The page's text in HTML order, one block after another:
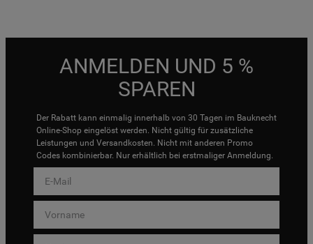
ANMELDEN UND 5 %
SPAREN
Der Rabatt kann einmalig innerhalb von 30 Tagen im Bauknecht
Online-Shop eingelöst werden. Nicht gültig für zusätzliche
Leistungen und Versandkosten. Nicht mit anderen Promo
Codes kombinierbar. Nur erhältlich bei erstmaliger Anmeldung.